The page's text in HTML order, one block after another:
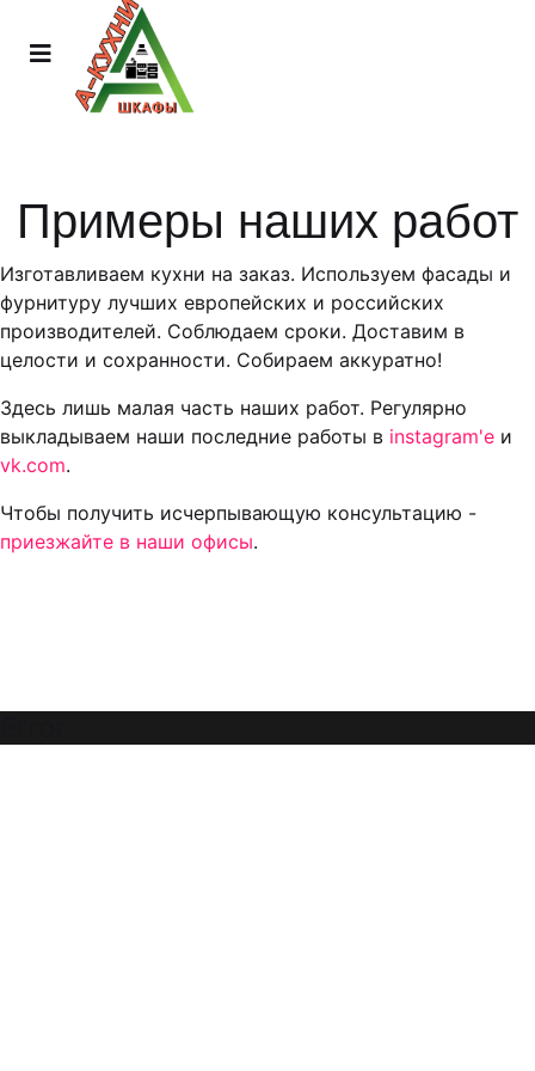
Примеры наших работ
Изготавливаем кухни на заказ. Используем фасады и
фурнитуру лучших европейских и российских
производителей. Соблюдаем сроки. Доставим в
целости и сохранности. Собираем аккуратно!
Здесь лишь малая часть наших работ. Регулярно
выкладываем наши последние работы в instagram'е и
vk.com.
Чтобы получить исчерпывающую консультацию -
приезжайте в наши офисы.